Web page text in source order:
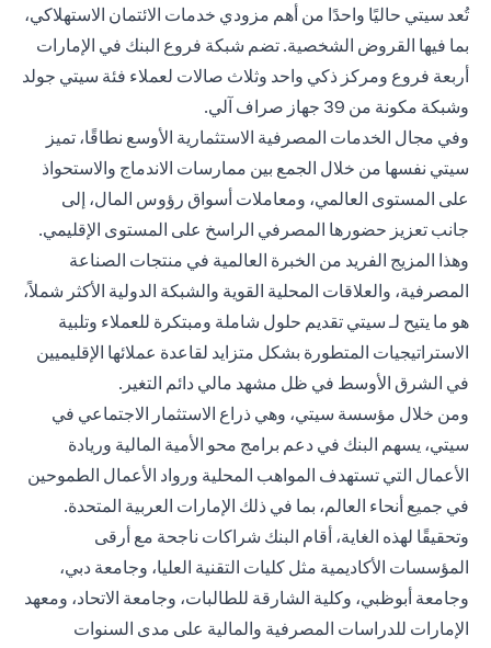
تُعد سيتي حاليًا واحدًا من أهم مزودي خدمات الائتمان الاستهلاكي،
بما فيها القروض الشخصية. تضم شبكة فروع البنك في الإمارات
أربعة فروع ومركز ذكي واحد وثلاث صالات لعملاء فئة سيتي جولد
وشبكة مكونة من 39 جهاز صراف آلي.
وفي مجال الخدمات المصرفية الاستثمارية الأوسع نطاقًا، تميز
سيتي نفسها من خلال الجمع بين ممارسات الاندماج والاستحواذ
على المستوى العالمي، ومعاملات أسواق رؤوس المال، إلى
جانب تعزيز حضورها المصرفي الراسخ على المستوى الإقليمي.
وهذا المزيج الفريد من الخبرة العالمية في منتجات الصناعة
المصرفية، والعلاقات المحلية القوية والشبكة الدولية الأكثر شملاً،
هو ما يتيح لـ سيتي تقديم حلول شاملة ومبتكرة للعملاء وتلبية
الاستراتيجيات المتطورة بشكل متزايد لقاعدة عملائها الإقليميين
في الشرق الأوسط في ظل مشهد مالي دائم التغير.
ومن خلال مؤسسة سيتي، وهي ذراع الاستثمار الاجتماعي في
سيتي، يسهم البنك في دعم برامج محو الأمية المالية وريادة
الأعمال التي تستهدف المواهب المحلية ورواد الأعمال الطموحين
في جميع أنحاء العالم، بما في ذلك الإمارات العربية المتحدة.
وتحقيقًا لهذه الغاية، أقام البنك شراكات ناجحة مع أرقى
المؤسسات الأكاديمية مثل كليات التقنية العليا، وجامعة دبي،
وجامعة أبوظبي، وكلية الشارقة للطالبات، وجامعة الاتحاد، ومعهد
الإمارات للدراسات المصرفية والمالية على مدى السنوات